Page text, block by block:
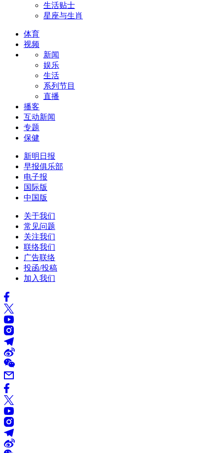
生活贴士
星座与生肖
体育
视频
新闻
娱乐
生活
系列节目
直播
播客
互动新闻
专题
保健
新明日报
早报俱乐部
电子报
国际版
中国版
关于我们
常见问题
关注我们
联络我们
广告联络
投函/投稿
加入我们